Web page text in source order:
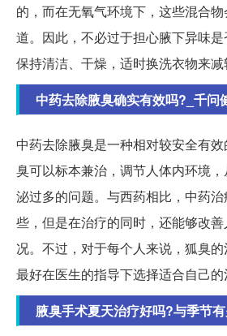
的，而在无氧气环境下，这些混合
道。因此，不必过于担心腋下异味
保持清洁、干燥，适时换洗衣物来减
中药去除腋臭确实有效吗?_千问
中药去除腋臭是一种相对较安全有
臭可以标本兼治，调节人体内环境
泌过多的问题。与西药相比，中药
些，但是在治疗的同时，还能够改
况。不过，对于每个人来说，狐臭的
最好在医生的指导下选择适合自己的
腋臭手术夏天治疗好吗?与季节